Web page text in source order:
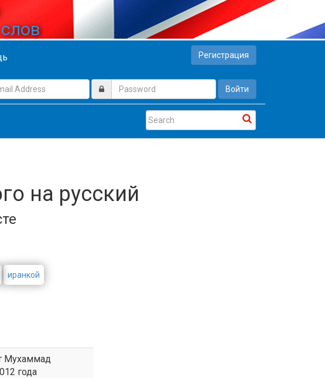
Регистрация
Войти
на русский
иранкой
Мухаммад
года